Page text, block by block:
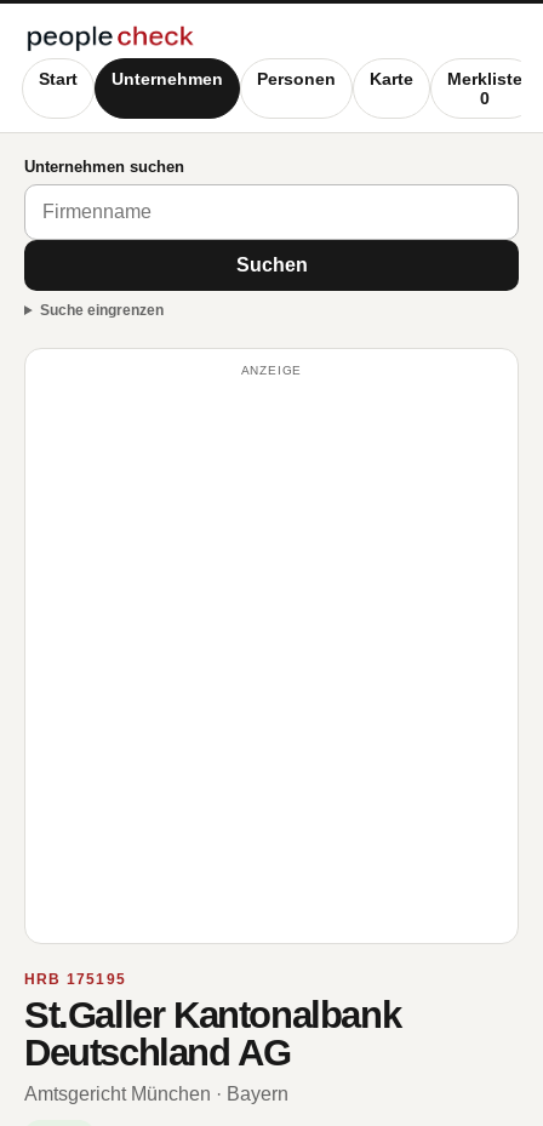
Start Unternehmen Personen Karte
Merkliste
0
Unternehmen suchen
Suchen
Suche eingrenzen
ANZEIGE
HRB 175195
St.Galler Kantonalbank
Deutschland AG
Amtsgericht München · Bayern